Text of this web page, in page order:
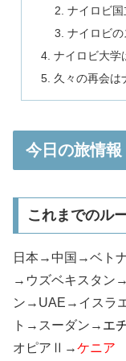
ナイロビ国
ナイロビの
ナイロビ大学
久々の再会は
今日の旅情報
これまでのル
日本→中国→ベト
→ウズベキスタン
ン→UAE→イスラ
ト→スーダン→ エ
オピアⅡ→ケニア